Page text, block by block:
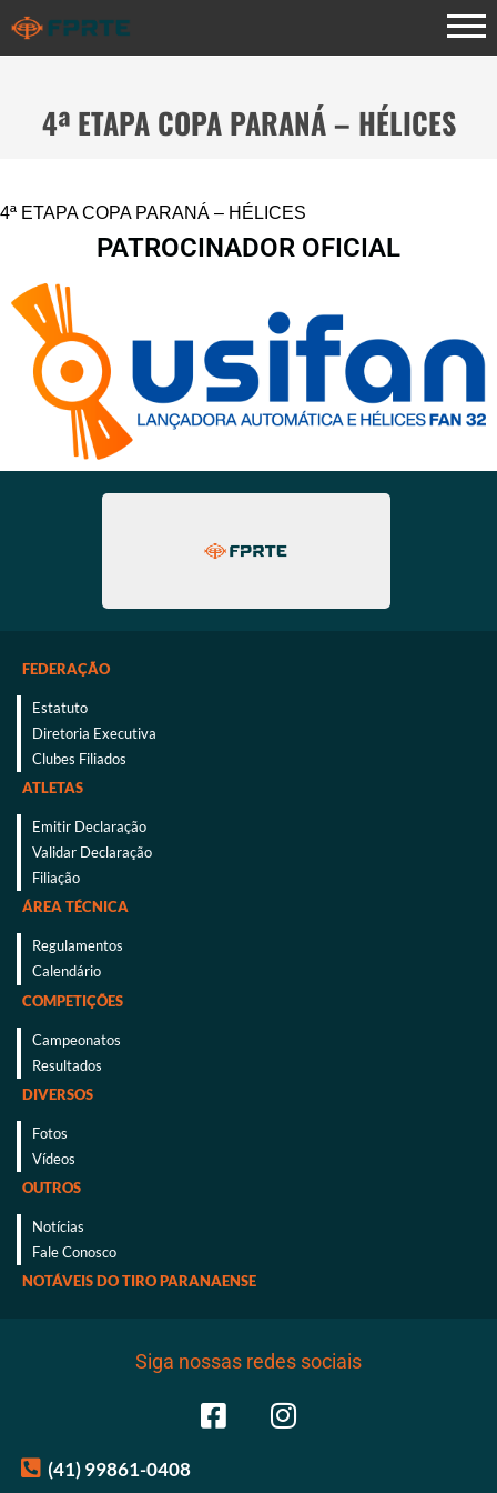
4ª ETAPA COPA PARANÁ – HÉLICES
4ª ETAPA COPA PARANÁ – HÉLICES
PATROCINADOR OFICIAL
FEDERAÇÃO
Estatuto
Diretoria Executiva
Clubes Filiados
ATLETAS
Emitir Declaração
Validar Declaração
Filiação
ÁREA TÉCNICA
Regulamentos
Calendário
COMPETIÇÕES
Campeonatos
Resultados
DIVERSOS
Fotos
Vídeos
OUTROS
Notícias
Fale Conosco
NOTÁVEIS DO TIRO PARANAENSE
Siga nossas redes sociais
(41) 99861-0408